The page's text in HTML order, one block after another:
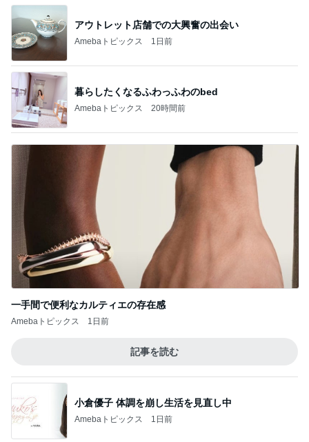
アウトレット店舗での大興奮の出会い
Amebaトピックス 1日前
暮らしたくなるふわっふわのbed
Amebaトピックス 20時間前
一手間で便利なカルティエの存在感
Amebaトピックス 1日前
記事を読む
小倉優子 体調を崩し生活を見直し中
Amebaトピックス 1日前